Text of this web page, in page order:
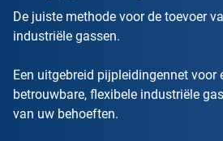
De juiste methode voor de toevoer
industriële gassen.
Een uitgebreid pijpleidingennet voor
betrouwbare, flexibele industriële
van uw behoeften.